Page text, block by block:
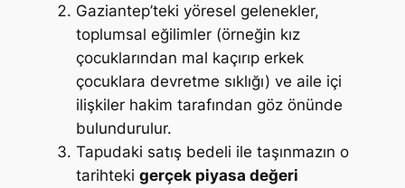
Gaziantep’teki yöresel gelenekler,
toplumsal eğilimler (örneğin kız
çocuklarından mal kaçırıp erkek
çocuklara devretme sıklığı) ve aile içi
ilişkiler hakim tarafından göz önünde
bulundurulur.
Tapudaki satış bedeli ile taşınmazın o
tarihteki gerçek piyasa değeri